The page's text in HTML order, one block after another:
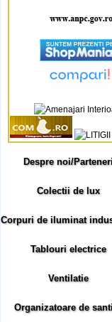
Despre noi/
Colectii de lux
Corpuri de iluminat
Tablouri electrice
Ventilatie
Organizatoare de